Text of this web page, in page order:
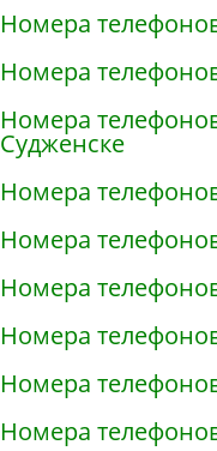
Номера
Номера
Номера
Судженске
Номера
Номера
Номера
Номера
Номера
Номера